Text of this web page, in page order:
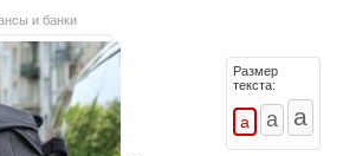
и банки
Размер
текста: